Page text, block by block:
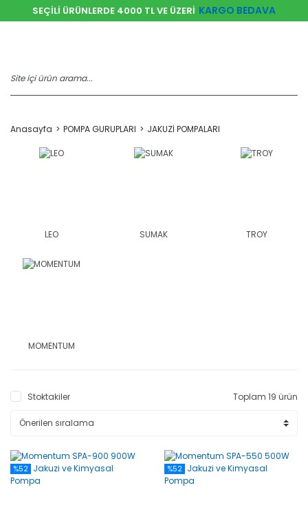
SEÇİLİ ÜRÜNLERDE 4000 TL VE ÜZERİ KARGO BEDAVA
Anasayfa POMPA GURUPLARI JAKUZİ POMPALARI
LEO SUMAK TROY
MOMENTUM
Stoktakiler Toplam 19 ürün
%52 %52